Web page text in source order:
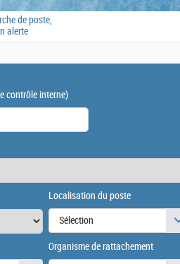
de poste,
alerte
contrôle interne)
Localisation du poste
Sélection
Organisme de rattachement